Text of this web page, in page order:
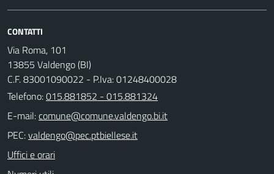
CONTATTI
Via Roma, 101
13855 Valdengo (BI)
C.F. 83001090022 - P.Iva: 01248400028
Telefono:015.881852 - 015.881324
E-mail:
PEC:
Uffici e orari